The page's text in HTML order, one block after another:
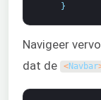
}
Navigeer
dat de
<Navbar